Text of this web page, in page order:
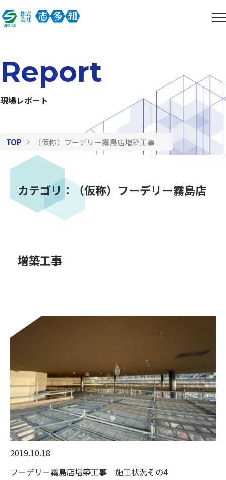
Report
現場レポート
TOP （仮称）フーデリー霧島店増築工事
カテゴリ：（仮称）フーデリー霧島店
増築工事
2019.10.18
フーデリー霧島店増築工事 施工状況その4